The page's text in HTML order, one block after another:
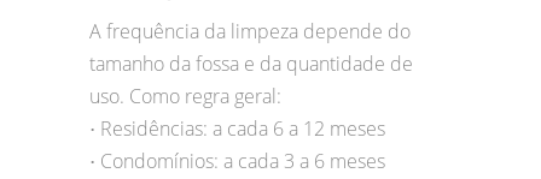
A frequência da limpeza depende do
tamanho da fossa e da quantidade de
uso. Como regra geral:
• Residências: a cada 6 a 12 meses
• Condomínios: a cada 3 a 6 meses